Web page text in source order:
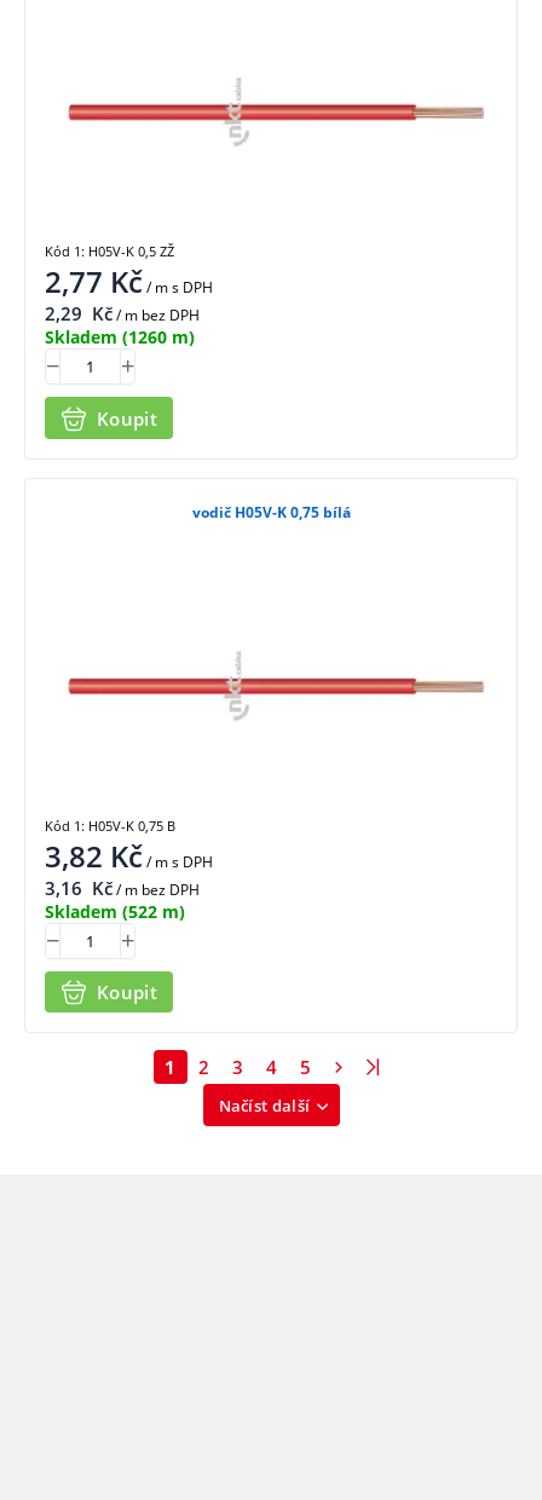
2,77 Kč/ ms DPH
2,29 Kč/ m bez DPH
Skladem (1260 m)
Koupit
Kód 1: H05V-K 0,5 ZŽ
vodič H05V-K 0,75 bílá
3,82 Kč/ ms DPH
3,16 Kč/ m bez DPH
Skladem (522 m)
Koupit
Kód 1: H05V-K 0,75 B
Načíst další
1 2 3 4 5